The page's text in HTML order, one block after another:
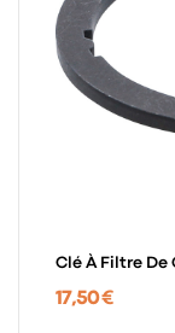
Clé À Filtre De
17,50 €